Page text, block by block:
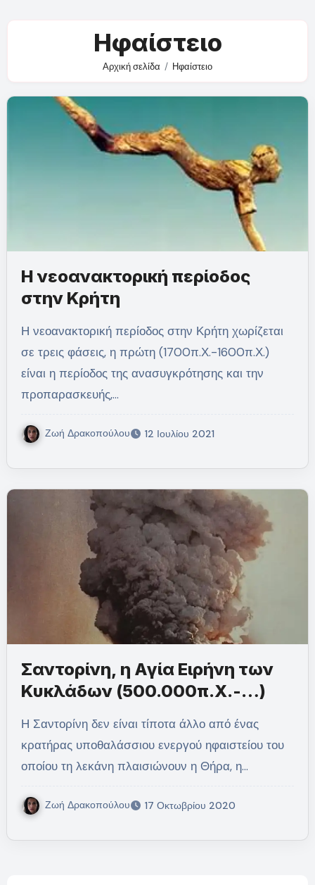
Ηφαίστειο
Αρχική σελίδα Ηφαίστειο
Η νεοανακτορική περίοδος
στην Κρήτη
Η νεοανακτορική περίοδος στην Κρήτη χωρίζεται
σε τρεις φάσεις, η πρώτη (1700π.Χ.-1600π.Χ.)
είναι η περίοδος της ανασυγκρότησης και την
προπαρασκευής,…
Ζωή Δρακοπούλου 12 Ιουλίου 2021
Σαντορίνη, η Αγία Ειρήνη των
Κυκλάδων (500.000π.Χ.-…)
Η Σαντορίνη δεν είναι τίποτα άλλο από ένας
κρατήρας υποθαλάσσιου ενεργού ηφαιστείου του
οποίου τη λεκάνη πλαισιώνουν η Θήρα, η…
Ζωή Δρακοπούλου 17 Οκτωβρίου 2020